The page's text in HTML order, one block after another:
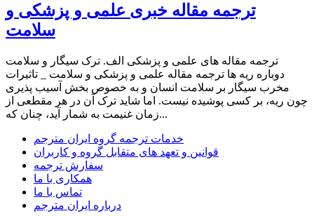
ترجمه مقاله خبری علمی و پزشکی و
سلامت
ترجمه مقاله های علمی و پزشکی الف. ترک سيگار و سلامت
دوباره ريه ها ترجمه مقاله علمی و پزشکی و سلامت _ تاثيرات
مخرب سيگار بر سلامت انسان و به خصوص بخش آسيب پذيرى
چون ريه، بر کسى پوشيده نيست. اما شايد ترک آن در هر مقطعى از
زمان غنيمت به شمار آيد، چنان که...
خدمات ترجمه گروه ایران مترجم
قوانین و تعهد های متقابل گروه و کاربران
سفارش ترجمه
همکاری با ما
تماس با ما
درباره ایران مترجم